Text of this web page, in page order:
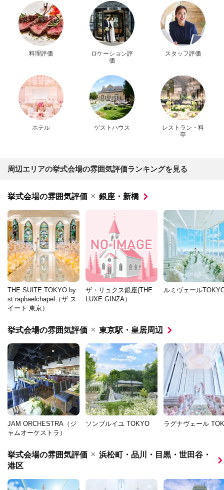
料理評価
ロケーション評
価
スタッフ評価
ホテル ゲストハウス
レストラン・料
亭
周辺エリアの挙式会場の雰囲気評価ランキングを見る
挙式会場の雰囲気評価 × 銀座・新橋
THE SUITE TOKYO by
st.raphaelchapel（ザ ス
イート 東京）
ザ・リュクス銀座(THE
LUXE GINZA）
ルミヴェール
挙式会場の雰囲気評価 × 東京駅・皇居周辺
JAM ORCHESTRA（ジ
ャムオーケストラ）
ソンブルイユ TOKYO ラグナヴェール
挙式会場の雰囲気評価 × 浜松町・品川・目黒・世田谷・
港区